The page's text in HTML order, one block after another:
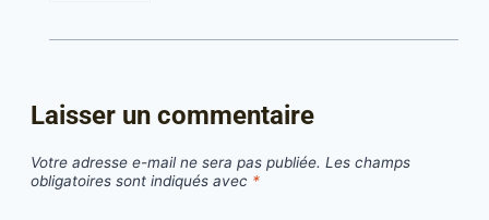
Laisser un commentaire
Votre adresse e-mail ne sera pas publiée. Les champs
obligatoires sont indiqués avec *